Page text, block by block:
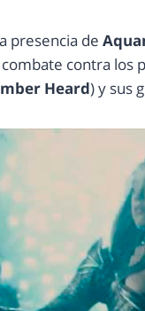
presencia de
contra los
Heard) y sus